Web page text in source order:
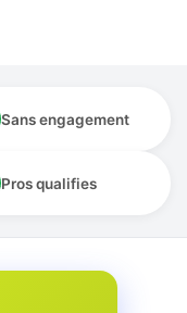
Sans engagement
Pros qualifies